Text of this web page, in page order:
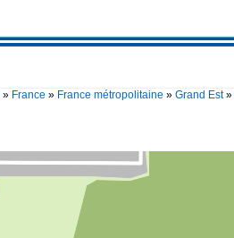
» France » France métropolitaine » Grand Est»